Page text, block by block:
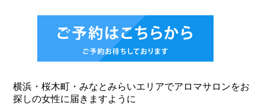
横浜・桜木町・みなとみらいエリアでアロマサロンをお
探しの女性に届きますように